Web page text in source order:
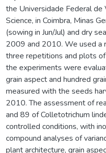
the Universidade Federal
Science, in Coimbra, Minas
(sowing in Jun/Jul) and dry
2009 and 2010. We used a
three repetitions and plots
the experiments were
grain aspect and hundred
measured with the seeds
2010. The assessment of
and 89 of Colletotrichum
controlled conditions, with
compound analyses of
plant architecture, grain